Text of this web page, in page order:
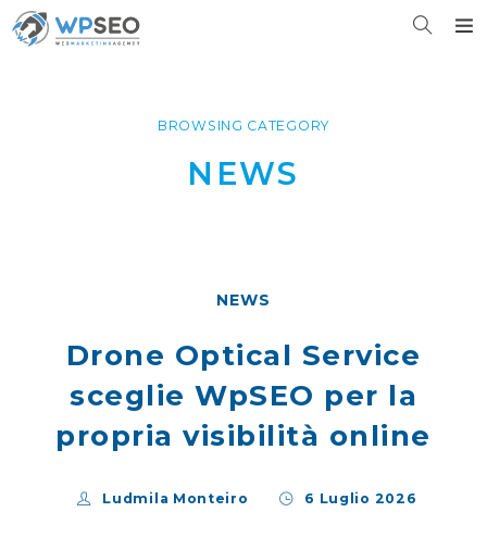
BROWSING CATEGORY
NEWS
NEWS
Drone Optical Service
sceglie WpSEO per la
propria visibilità online
Ludmila Monteiro 6 Luglio 2026